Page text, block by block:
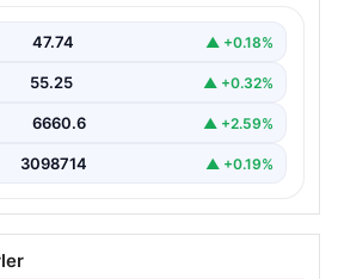
fiyatları
47.74 ▲ +0.18%
55.25 ▲ +0.32%
6660.6 ▲ +2.59%
3098714 ▲ +0.19%